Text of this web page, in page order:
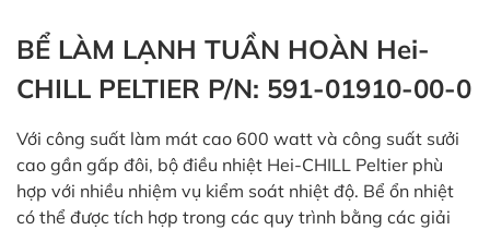
Heidolph
BỂ LÀM LẠNH TUẦN HOÀN Hei-CHILL PELTIER
BỂ LÀM LẠNH TUẦN HOÀN Hei-
CHILL PELTIER P/N: 591-01910-00-0
Với công suất làm mát cao 600 watt và công suất sưởi
cao gần gấp đôi, bộ điều nhiệt Hei-CHILL Peltier phù
hợp với nhiều nhiệm vụ kiểm soát nhiệt độ. Bể ổn nhiệt
có thể được tích hợp trong các quy trình bằng các giải